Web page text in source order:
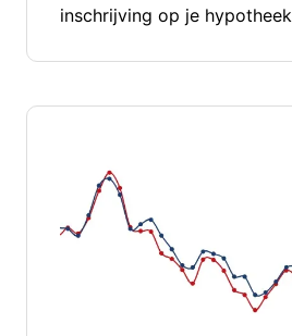
inschrijving op je